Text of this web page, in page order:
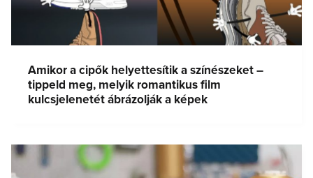
Amikor a cipők helyettesítik a színészeket –
tippeld meg, melyik romantikus film
kulcsjelenetét ábrázolják a képek